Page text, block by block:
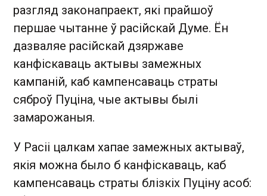
разгляд законапраект, які прайшоў
першае чытанне ў расійскай Думе. Ён
дазваляе расійскай дзяржаве
канфіскаваць актывы замежных
кампаній, каб кампенсаваць страты
сяброў Пуціна, чые актывы былі
замарожаныя.
У Расіі цалкам хапае замежных актываў,
якія можна было б канфіскаваць, каб
кампенсаваць страты блізкіх Пуціну асоб: